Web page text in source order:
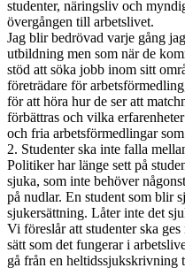
studenter, näringsliv och
övergången till arbetslivet.
Jag blir bedrövad varje gång
utbildning men som när de
stöd att söka jobb inom sitt
företrädare för
för att höra hur de ser att
förbättras och vilka
och fria arbetsförmedlingar
2. Studenter ska inte falla
Politiker har länge sett på
sjuka, som inte behöver
på nudlar. En student som blir
sjukersättning. Låter inte det
Vi föreslår att studenter ska
sätt som det fungerar i
gå från en